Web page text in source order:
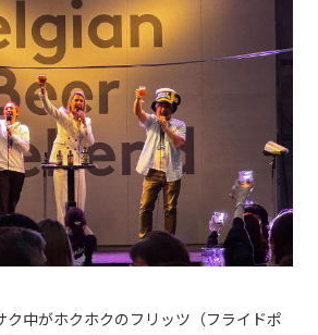
ク中がホクホクのフリッツ（フライドポ